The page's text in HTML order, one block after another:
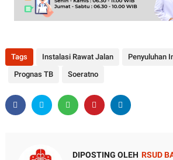
Tags Instalasi Rawat Jalan Penyuluhan
Prognas TB
Soeratno
DIPOSTING OLEH RSUD